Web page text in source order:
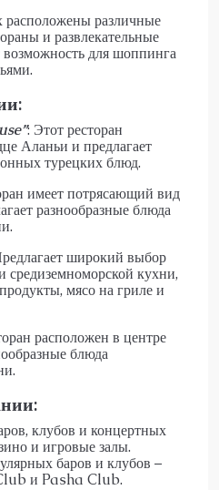
расположены различные
и развлекательные
возможность для шоппинга
: Этот ресторан
Аланьи и предлагает
турецких блюд.
имеет потрясающий вид
разнообразные блюда
широкий выбор
средиземноморской кухни,
мясо на гриле и
расположен в центре
блюда
клубов и концертных
и игровые залы.
баров и клубов –
и Pasha Club.